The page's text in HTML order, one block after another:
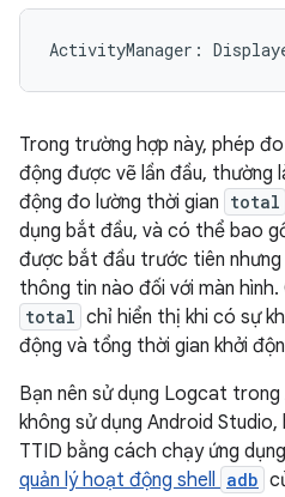
Trong trường hợp này, phép
động được vẽ lần đầu, thường
động đo lường thời gian total
dụng bắt đầu, và có thể bao
được bắt đầu trước tiên
thông tin nào đối với màn
total chỉ hiển thị khi có sự
động và tổng thời gian khởi
Bạn nên sử dụng Logcat trong
không sử dụng Android
TTID bằng cách chạy ứng
quản lý hoạt động shell
adb